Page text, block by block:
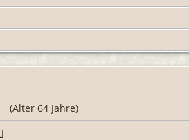
(Alter 64 Jahre)
]